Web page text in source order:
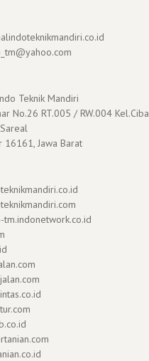
Teknik Mandiri
No.26 RT.005 / RW.004
16161, Jawa Barat